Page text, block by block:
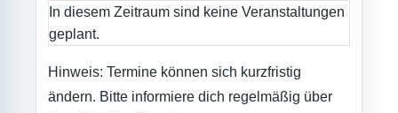
In diesem Zeitraum sind keine Veranstaltungen
geplant.
Hinweis: Termine können sich kurzfristig
ändern. Bitte informiere dich regelmäßig über